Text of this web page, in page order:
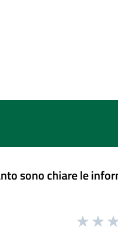
sono chiare le